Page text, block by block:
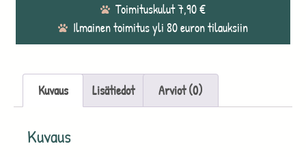
Toimituskulut 7,90 €
Ilmainen toimitus yli 80 euron tilauksiin
Kuvaus Lisätiedot Arviot (0)
Kuvaus